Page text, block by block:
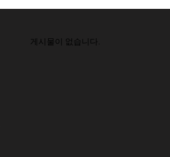
게시물이 없습니다.